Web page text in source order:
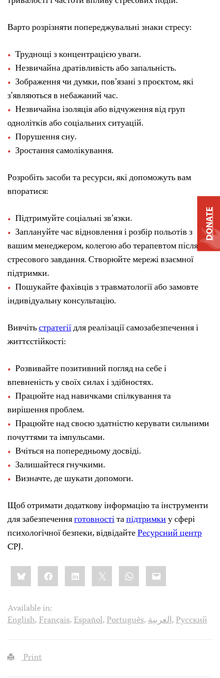
Варто розрізняти попереджувальні знаки стресу:
Труднощі з концентрацією уваги.
Незвичайна дратівливість або запальність.
Зображення чи думки, пов’язані з проєктом, які
з’являються в небажаний час.
Незвичайна ізоляція або відчуження від груп
однолітків або соціальних ситуацій.
Порушення сну.
Зростання самолікування.
Розробіть засоби та ресурси, які допоможуть вам
впоратися:
Підтримуйте соціальні зв’язки.
Заплануйте час відновлення і розбір польотів з
вашим менеджером, колегою або терапевтом після
стресового завдання. Створюйте мережі взаємної
підтримки.
Пошукайте фахівців з травматології або замовте
індивідуальну консультацію.
Вивчітьстратегіїдля реалізації самозабезпечення і
життєстійкості:
Розвивайте позитивний погляд на себе і
впевненість у своїх силах і здібностях.
Працюйте над навичками спілкування та
вирішення проблем.
Працюйте над своєю здатністю керувати сильними
почуттями та імпульсами.
Вчіться на попередньому досвіді.
Залишайтеся гнучкими.
Визначте, де шукати допомоги.
Щоб отримати додаткову інформацію та інструменти
для забезпеченняготовностітапідтримкиу сфері
психологічної безпеки, відвідайтеРесурсний центр
CPJ.
Share
this:BlueskyFacebookLinkedIn WhatsApp
Email
Available in:
English,Français,Español,Português,العربية,Русский
Print
DONATE